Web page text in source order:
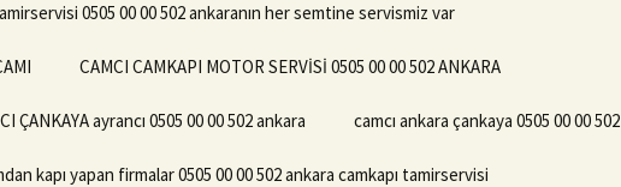
0505 00 00 502 ankaranın her semtine servismiz var
CAMCI CAMKAPI MOTOR SERVİSİ 0505 00 00 502 ANKARA
ÇANKAYA ayrancı 0505 00 00 502 ankara camcı ankara çankaya 0505 00 00 502
kapı yapan firmalar 0505 00 00 502 ankara camkapı tamirservisi